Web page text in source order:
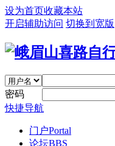
设为首页收藏本站
开启辅助访问 切换到宽版
密码
快捷导航
门户Portal
论坛BBS